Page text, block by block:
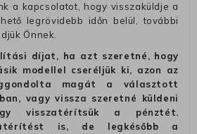
a kapcsolatot, hogy visszaküldje a
legrövidebb időn belül, további
Önnek.
díjat, ha azt szeretné, hogy
modellel cseréljük ki, azon az
magát a választott
vagy vissza szeretné küldeni
visszatérítsük a pénztét.
is, de legkésőbb a